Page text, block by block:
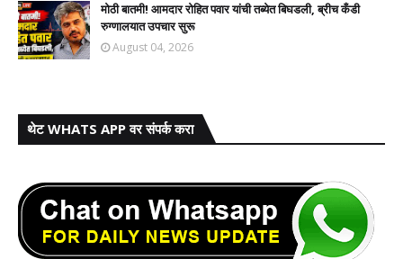
मोठी बातमी! आमदार रोहित पवार यांची तब्येत बिघडली, ब्रीच कँडी
रुग्णालयात उपचार सुरू
August 04, 2026
थेट WHATS APP वर संपर्क करा